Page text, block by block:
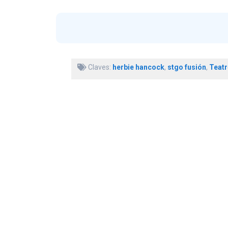
Claves: herbie hancock, stgo fusión,